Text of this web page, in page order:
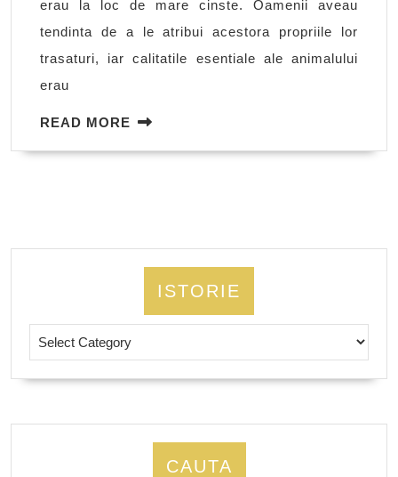
erau la loc de mare cinste. Oamenii aveau
tendinta de a le atribui acestora propriile lor
trasaturi, iar calitatile esentiale ale animalului
erau
READ MORE READ
ISTORIE
CAUTA